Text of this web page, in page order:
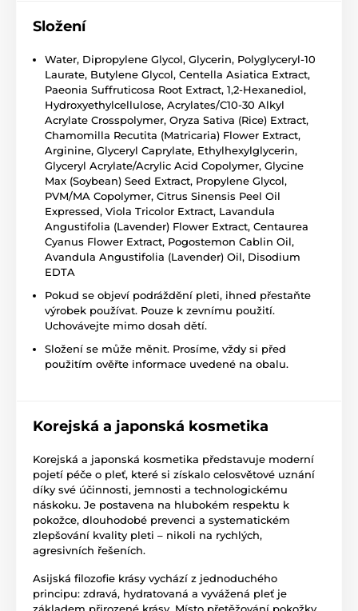
Složení
Water, Dipropylene Glycol, Glycerin, Polyglyceryl-10
Laurate, Butylene Glycol, Centella Asiatica Extract,
Paeonia Suffruticosa Root Extract, 1,2-Hexanediol,
Hydroxyethylcellulose, Acrylates/C10-30 Alkyl
Acrylate Crosspolymer, Oryza Sativa (Rice) Extract,
Chamomilla Recutita (Matricaria) Flower Extract,
Arginine, Glyceryl Caprylate, Ethylhexylglycerin,
Glyceryl Acrylate/Acrylic Acid Copolymer, Glycine
Max (Soybean) Seed Extract, Propylene Glycol,
PVM/MA Copolymer, Citrus Sinensis Peel Oil
Expressed, Viola Tricolor Extract, Lavandula
Angustifolia (Lavender) Flower Extract, Centaurea
Cyanus Flower Extract, Pogostemon Cablin Oil,
Avandula Angustifolia (Lavender) Oil, Disodium
EDTA
Pokud se objeví podráždění pleti, ihned přestaňte
výrobek používat. Pouze k zevnímu použití.
Uchovávejte mimo dosah dětí.
Složení se může měnit. Prosíme, vždy si před
použitím ověřte informace uvedené na obalu.
Korejská a japonská kosmetika
Korejská a japonská kosmetika představuje moderní
pojetí péče o pleť, které si získalo celosvětové uznání
díky své účinnosti, jemnosti a technologickému
náskoku. Je postavena na hlubokém respektu k
pokožce, dlouhodobé prevenci a systematickém
zlepšování kvality pleti – nikoli na rychlých,
agresivních řešeních.
Asijská filozofie krásy vychází z jednoduchého
principu: zdravá, hydratovaná a vyvážená pleť je